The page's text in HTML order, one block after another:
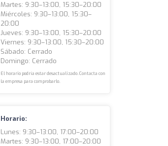
Martes: 9:30–13:00, 15:30–20:00
Miércoles: 9:30–13:00, 15:30–
20:00
Jueves: 9:30–13:00, 15:30–20:00
Viernes: 9:30–13:00, 15:30–20:00
Sábado: Cerrado
Domingo: Cerrado
El horario podría estar desactualizado. Contacta con
la empresa para comprobarlo.
Horario:
Lunes: 9:30–13:00, 17:00–20:00
Martes: 9:30–13:00, 17:00–20:00